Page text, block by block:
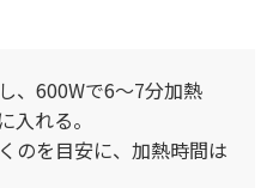
、600Wで6〜7分加熱
入れる。
のを目安に、加熱時間は